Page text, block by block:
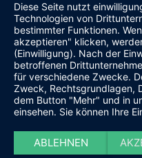
Diese Seite nutzt
Technologien von
bestimmter Funktionen.
akzeptieren" klicken,
(Einwilligung). Nach der
betroffenen
für verschiedene Zwecke.
Zweck, Rechtsgrundlagen,
dem Button "Mehr" und in
einsehen. Sie können Ihre
ABLEHNEN